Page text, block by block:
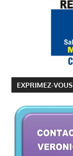
EXPRIMEZ-VOUS